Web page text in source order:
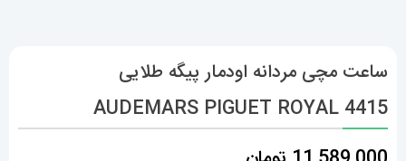
ساعت مچی مردانه اودمار پیگه طلایی
AUDEMARS PIGUET ROYAL 4415